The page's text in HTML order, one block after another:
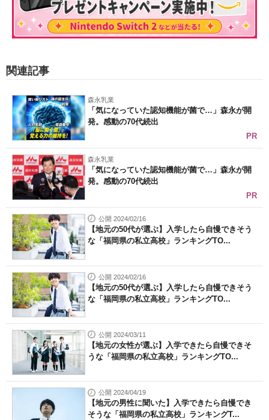
関連記事
森永乳業
「気になっていた認知機能が菌で…」森永が開
発。感動の70代続出
PR
森永乳業
「気になっていた認知機能が菌で…」森永が開
発。感動の70代続出
PR
公開 2024/02/16
【地元の50代が選ぶ】入学したら自慢できそう
な「福岡県の私立高校」ランキングTO...
公開 2024/02/16
【地元の50代が選ぶ】入学したら自慢できそう
な「福岡県の私立高校」ランキングTO...
公開 2024/03/11
【地元の女性が選ぶ】入学できたら自慢できそ
うな「福岡県の私立高校」ランキングTO...
公開 2024/04/19
【地元の男性に聞いた】入学できたら自慢でき
そうな「福岡県の私立高校」ランキングT...